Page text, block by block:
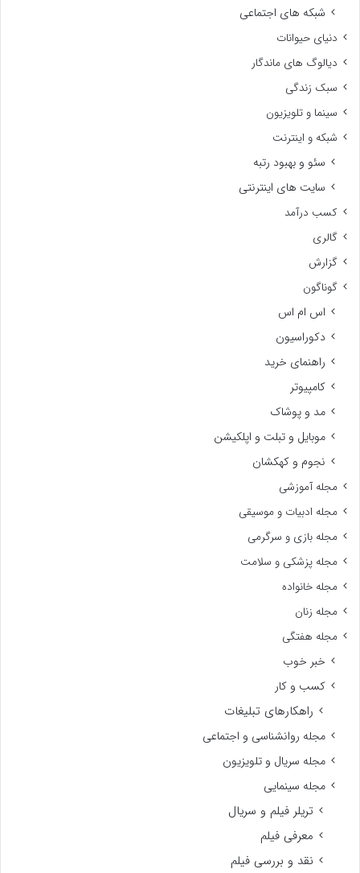
شبکه های اجتماعی
دنیای حیوانات
دیالوگ های ماندگار
سبک زندگی
سینما و تلویزیون
شبکه و اینترنت
سئو و بهبود رتبه
سایت های اینترنتی
کسب درآمد
گالری
گزارش
گوناگون
اس ام اس
دکوراسیون
راهنمای خرید
کامپیوتر
مد و پوشاک
موبایل و تبلت و اپلکیشن
نجوم و کهکشان
مجله آموزشی
مجله ادبیات و موسیقی
مجله بازی و سرگرمی
مجله پزشکی و سلامت
مجله خانواده
مجله زنان
مجله هفتگی
خبر خوب
کسب و کار
راهکارهای تبلیغات
مجله روانشناسی و اجتماعی
مجله سریال و تلویزیون
مجله سینمایی
تریلر فیلم و سریال
معرفی فیلم
نقد و بررسی فیلم